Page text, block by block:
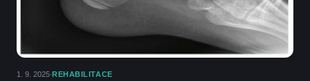
1. 9. 2025· REHABILITACE